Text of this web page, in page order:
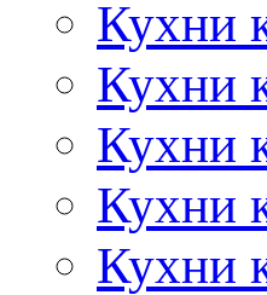
Кухни
Кухни
Кухни
Кухни
Кухни